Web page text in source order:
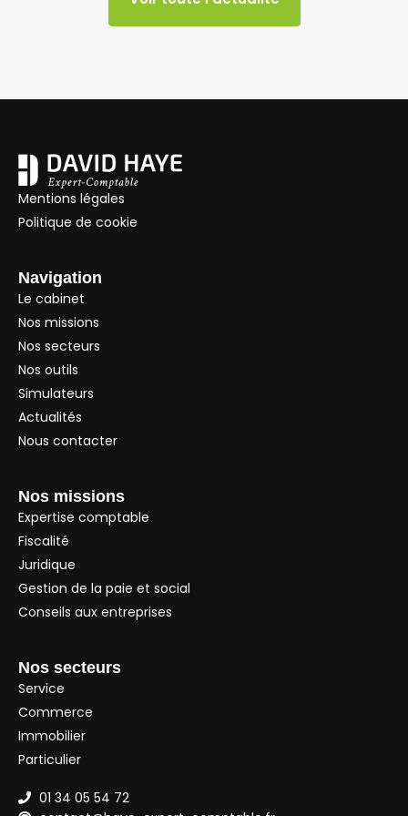
Mentions légales
Politique de cookie
Navigation
Le cabinet
Nos missions
Nos secteurs
Nos outils
Simulateurs
Actualités
Nous contacter
Nos missions
Expertise comptable
Fiscalité
Juridique
Gestion de la paie et social
Conseils aux entreprises
Nos secteurs
Service
Commerce
Immobilier
Particulier
01 34 05 54 72